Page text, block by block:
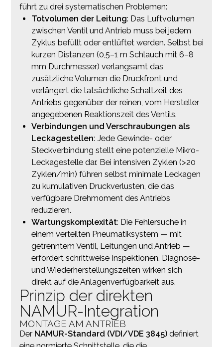
führt zu drei systematischen Problemen:
Totvolumen der Leitung: Das Luftvolumen
zwischen Ventil und Antrieb muss bei jedem
Zyklus befüllt oder entlüftet werden. Selbst bei
kurzen Distanzen (0,5–1 m Schlauch mit 6–8
mm Durchmesser) verlangsamt das
zusätzliche Volumen die Druckfront und
verlängert die tatsächliche Schaltzeit des
Antriebs gegenüber der reinen, vom Hersteller
angegebenen Reaktionszeit des Ventils.
Verbindungen und Verschraubungen als
Leckagestellen: Jede Gewinde- oder
Steckverbindung stellt eine potenzielle Mikro-
Leckagestelle dar. Bei intensiven Zyklen (>20
Zyklen/min) führen selbst minimale Leckagen
zu kumulativen Druckverlusten, die das
verfügbare Drehmoment des Antriebs
reduzieren.
Wartungskomplexität: Die Fehlersuche in
einem verteilten Pneumatiksystem — mit
getrenntem Ventil, Leitungen und Antrieb —
erfordert schrittweise Inspektionen. Diagnose-
und Wiederherstellungszeiten wirken sich
direkt auf die Anlagenverfügbarkeit aus.
Prinzip der direkten
NAMUR-Integration
MONTAGE AM ANTRIEB
Der NAMUR-Standard (VDI/VDE 3845)definiert